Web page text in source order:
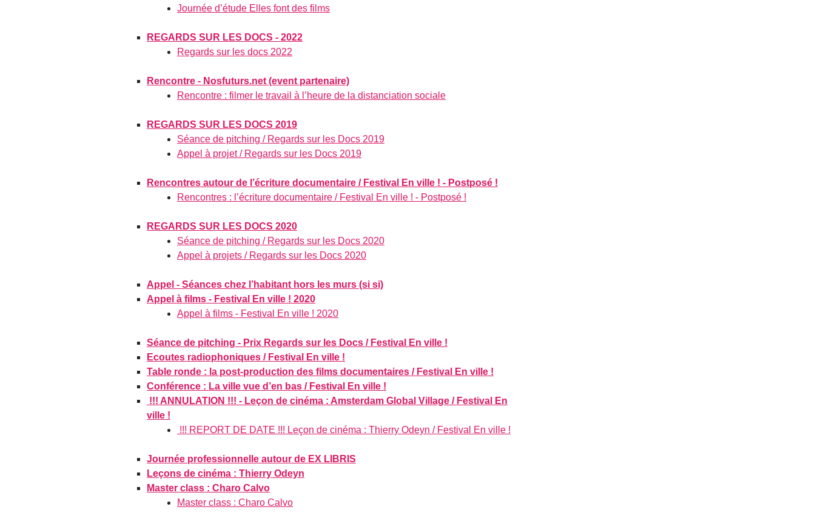
Journée d’étude Elles font des films
REGARDS SUR LES DOCS - 2022
Regards sur les docs 2022
Rencontre - Nosfuturs.net (event partenaire)
Rencontre : filmer le travail à l’heure de la distanciation sociale
REGARDS SUR LES DOCS 2019
Séance de pitching / Regards sur les Docs 2019
Appel à projet / Regards sur les Docs 2019
Rencontres autour de l’écriture documentaire / Festival En ville ! - Postposé !
Rencontres : l’écriture documentaire / Festival En ville ! - Postposé !
REGARDS SUR LES DOCS 2020
Séance de pitching / Regards sur les Docs 2020
Appel à projets / Regards sur les Docs 2020
Appel - Séances chez l’habitant hors les murs (si si)
Appel à films - Festival En ville ! 2020
Appel à films - Festival En ville ! 2020
Séance de pitching - Prix Regards sur les Docs / Festival En ville !
Ecoutes radiophoniques / Festival En ville !
Table ronde : la post-production des films documentaires / Festival En ville !
Conférence : La ville vue d’en bas / Festival En ville !
!!! ANNULATION !!! - Leçon de cinéma : Amsterdam Global Village / Festival En
ville !
!!! REPORT DE DATE !!! Leçon de cinéma : Thierry Odeyn / Festival En ville !
Journée professionnelle autour de EX LIBRIS
Leçons de cinéma : Thierry Odeyn
Master class : Charo Calvo
Master class : Charo Calvo